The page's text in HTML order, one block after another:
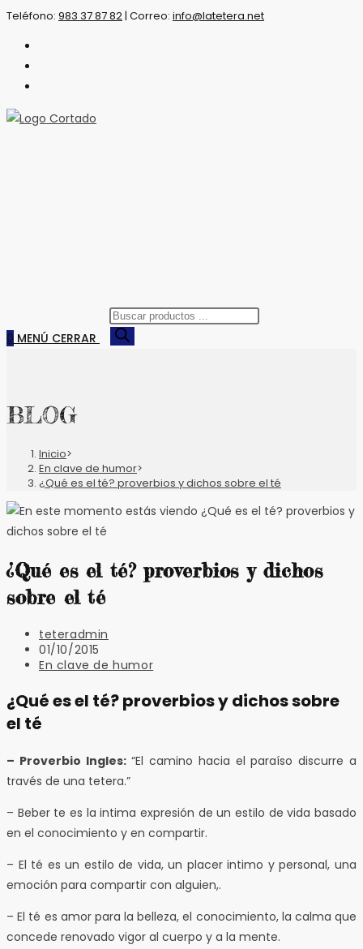
Saltar
Teléfono: 983 37 87 82| Correo: info@latetera.net
0 MENÚ CERRAR
Búsqueda
de
BLOG
Inicio>
En clave de humor>
¿Qué es el té? proverbios y dichos sobre el té
¿Qué es el té? proverbios y dichos
sobre el té
Autor
de
la
teteradmin
Publicación
de
entrada:
01/10/2015
Categoría
la
entrada:
En clave de humor
¿Qué es el té? proverbios y dichos sobre
el té
– Proverbio Ingles:“El camino hacia el paraíso discurre a
través de una tetera.”
– Beber te es la intima expresión de un estilo de vida basado
en el conocimiento y en compartir.
– El té es un estilo de vida, un placer intimo y personal, una
emoción para compartir con alguien,.
– El té es amor para la belleza, el conocimiento, la calma que
concede renovado vigor al cuerpo y a la mente.